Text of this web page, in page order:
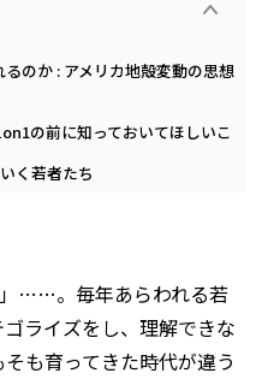
のか : アメリカ地殻変動の思想
の前に知っておいてほしいこ
く若者たち
」……。毎年あらわれる若
ライズをし、理解できな
も育ってきた時代が違う